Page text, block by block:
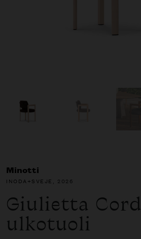
Minotti
INODA+SVEJE , 2026
Giulietta Cord
ulkotuoli